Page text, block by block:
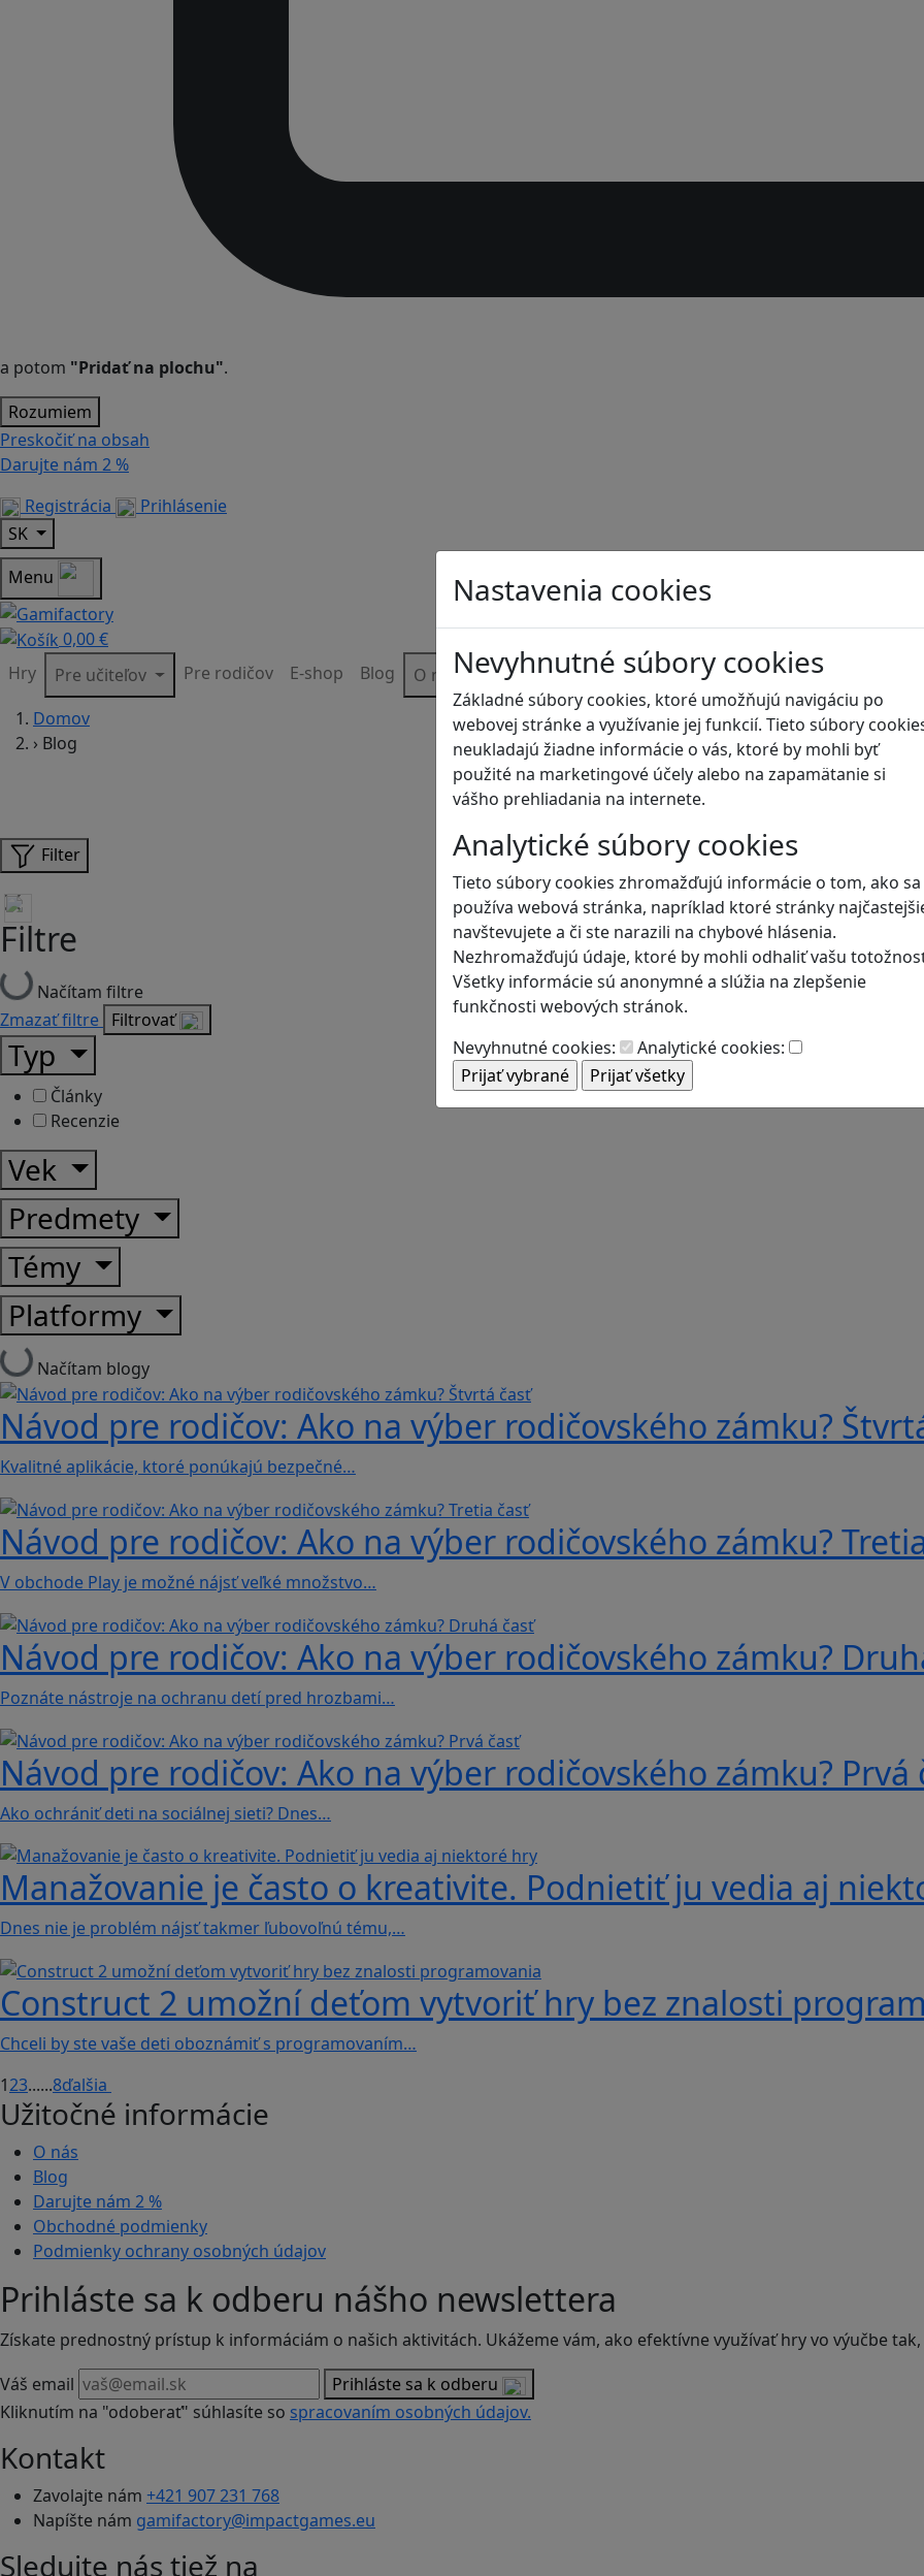
a potom "Pridať na plochu".
Rozumiem
Preskočiť na obsah
Darujte nám 2 %
Registrácia
Prihlásenie
SK
Menu
0,00 €
Hry
Pre učiteľov Pre rodičov E-shop Blog O nás
Nastavenia cookies
Nevyhnutné súbory cookies
Základné súbory cookies, ktoré umožňujú navigáciu po
webovej stránke a využívanie jej funkcií. Tieto súbory
neukladajú žiadne informácie o vás, ktoré by mohli byť
použité na marketingové účely alebo na zapamätanie si
vášho prehliadania na internete.
Analytické súbory cookies
Tieto súbory cookies zhromažďujú informácie o tom, ako sa
používa webová stránka, napríklad ktoré stránky
navštevujete a či ste narazili na chybové hlásenia.
Nezhromažďujú údaje, ktoré by mohli odhaliť vašu
Všetky informácie sú anonymné a slúžia na zlepšenie
funkčnosti webových stránok.
Nevyhnutné cookies:
Analytické cookies:
Domov
› Blog
Blog
Filter
Filtre
Načítam filtre
Zmazať filtre Filtrovať
Typ
Články
Recenzie
Vek
Predmety
Témy
Platformy
Načítam blogy
Návod pre rodičov: Ako na výber rodičovského zámku?
Kvalitné aplikácie, ktoré ponúkajú bezpečné…
Návod pre rodičov: Ako na výber rodičovského zámku?
V obchode Play je možné nájsť veľké množstvo…
Návod pre rodičov: Ako na výber rodičovského zámku?
Poznáte nástroje na ochranu detí pred hrozbami…
Návod pre rodičov: Ako na výber rodičovského zámku? Prvá
Ako ochrániť deti na sociálnej sieti? Dnes…
Manažovanie je často o kreativite. Podnietiť ju vedia aj
Dnes nie je problém nájsť takmer ľubovoľnú tému,…
Construct 2 umožní deťom vytvoriť hry bez znalosti
Chceli by ste vaše deti oboznámiť s programovaním…
123......8ďalšia
Užitočné informácie
O nás
Blog
Darujte nám 2 %
Obchodné podmienky
Podmienky ochrany osobných údajov
Prihláste sa k odberu nášho newslettera
Získate prednostný prístup k informáciám o našich aktivitách. Ukážeme vám, ako efektívne využívať hry vo výučbe
Váš email
Prihláste sa k odberu
Kliknutím na "odoberať" súhlasíte so spracovaním osobných údajov.
Kontakt
Zavolajte nám +421 907 231 768
Napíšte nám gamifactory@impactgames.eu
Sledujte nás tiež na